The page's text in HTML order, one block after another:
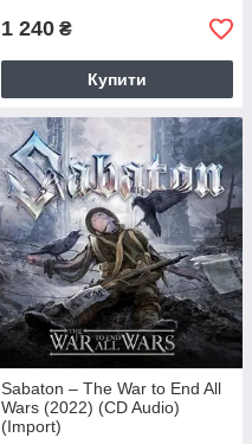
1 240 ₴
Купити
Sabaton – The War to End All
Wars (2022) (CD Audio)
(Import)